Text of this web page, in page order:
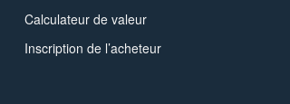
Calculateur de valeur
Inscription de l’acheteur